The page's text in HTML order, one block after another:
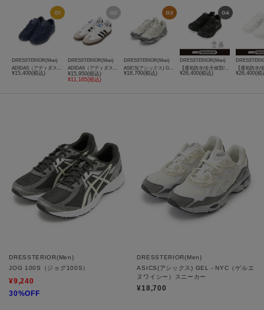
DRESSTERIOR(Men)
¥15,400(税込)
DRESSTERIOR(Men)
¥15,950(税込)
¥11,165(税込)
DRESSTERIOR(Men)
¥18,700(税込)
DRESSTERIOR(Men)
¥26,400(税込) ¥26,400(税
DRESSTERIOR(Men)
JOG 100S（ジョグ100S）
¥9,240
30%OFF
DRESSTERIOR(Men)
ASICS(アシックス) GEL－NYC（ゲルエ
ヌワイシー）スニーカー
¥18,700